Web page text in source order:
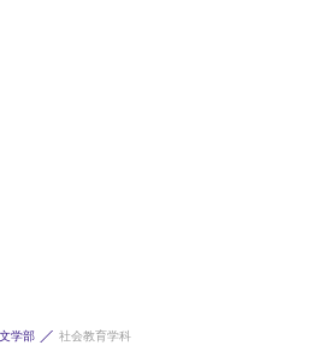
学部 社会教育学科